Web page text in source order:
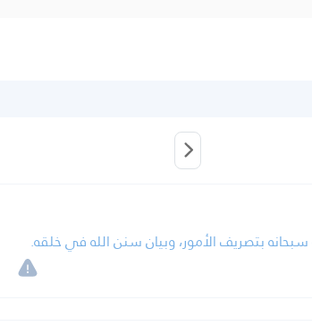
سبحانه بتصريف الأمور، وبيان سنن الله في خلقه.